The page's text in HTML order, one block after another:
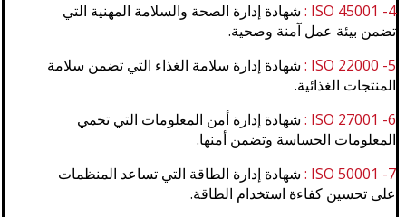
4- ISO 45001 :
شهادة إدارة الصحة والسلامة المهنية التي
تضمن بيئة عمل آمنة وصحية.
5- ISO 22000 :
شهادة إدارة سلامة الغذاء التي تضمن سلامة
المنتجات الغذائية.
6- ISO 27001 :
شهادة إدارة أمن المعلومات التي تحمي
المعلومات الحساسة وتضمن أمنها.
7- ISO 50001 :
شهادة إدارة الطاقة التي تساعد المنظمات
على تحسين كفاءة استخدام الطاقة.